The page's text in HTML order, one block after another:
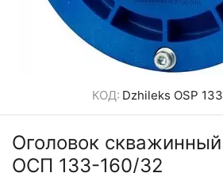
КОД: Dzhileks OSP
Оголовок
ОСП 133-160/32